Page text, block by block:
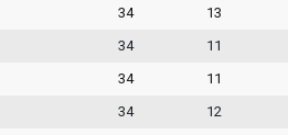
34 13
34 11
34 11
34 12